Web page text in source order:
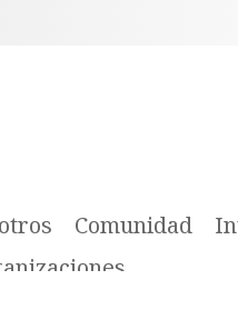
Comunidad